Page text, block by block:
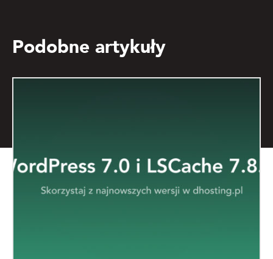
Podobne artykuły